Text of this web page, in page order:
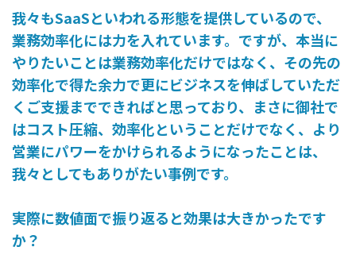
我々もSaaSといわれる形態を提供しているので、
業務効率化には力を入れています。ですが、本当に
やりたいことは業務効率化だけではなく、その先の
効率化で得た余力で更にビジネスを伸ばしていただ
くご支援までできればと思っており、まさに御社で
はコスト圧縮、効率化ということだけでなく、より
営業にパワーをかけられるようになったことは、
我々としてもありがたい事例です。
実際に数値面で振り返ると効果は大きかったです
か？